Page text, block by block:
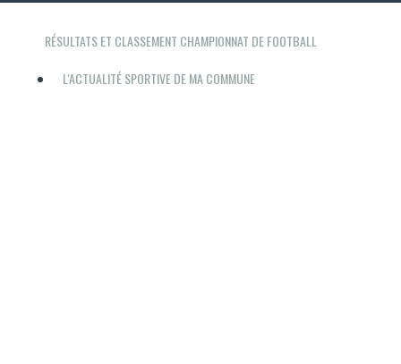
RÉSULTATS ET CLASSEMENT CHAMPIONNAT DE FOOTBALL
L'ACTUALITÉ SPORTIVE DE MA COMMUNE